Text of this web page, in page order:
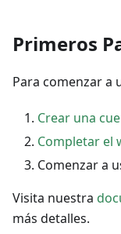
Primeros
Para comenzar a
Crear una
Completar el
Comenzar a
Visita nuestra
más detalles.